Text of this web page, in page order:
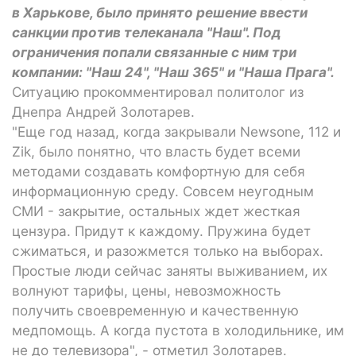
в Харькове, было принято решение ввести
санкции против телеканала "Наш". Под
ограничения попали связанные с ним три
компании: "Наш 24", "Наш 365" и "Наша Прага".
Ситуацию прокомментировал политолог из
Днепра Андрей Золотарев.
"Еще год назад, когда закрывали Newsone, 112 и
Zik, было понятно, что власть будет всеми
методами создавать комфортную для себя
информационную среду. Совсем неугодным
СМИ - закрытие, остальных ждет жесткая
цензура. Придут к каждому. Пружина будет
сжиматься, и разожмется только на выборах.
Простые люди сейчас заняты выживанием, их
волнуют тарифы, цены, невозможность
получить своевременную и качественную
медпомощь. А когда пустота в холодильнике, им
не до телевизора", - отметил Золотарев.